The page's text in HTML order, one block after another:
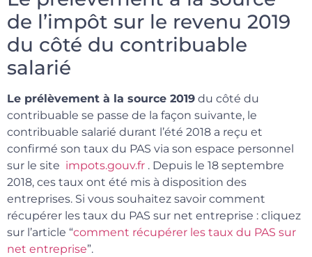
de l’impôt sur le revenu 2019
du côté du contribuable
salarié
Le prélèvement à la source 2019 du côté du
contribuable se passe de la façon suivante, le
contribuable salarié durant l’été 2018 a reçu et
confirmé son taux du PAS via son espace personnel
sur le site impots.gouv.fr . Depuis le 18 septembre
2018, ces taux ont été mis à disposition des
entreprises. Si vous souhaitez savoir comment
récupérer les taux du PAS sur net entreprise : cliquez
sur l’article “comment récupérer les taux du PAS sur
net entreprise”.